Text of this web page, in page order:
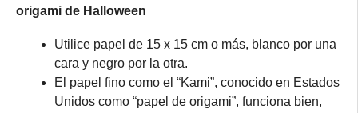
origami de Halloween
Utilice papel de 15 x 15 cm o más, blanco por una
cara y negro por la otra.
El papel fino como el “Kami”, conocido en Estados
Unidos como “papel de origami”, funciona bien,